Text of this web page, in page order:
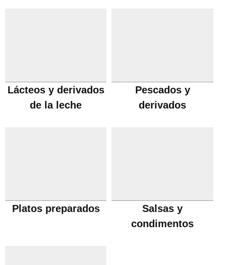
Lácteos y derivados
de la leche
Pescados y
derivados
Platos preparados
Salsas y
condimentos